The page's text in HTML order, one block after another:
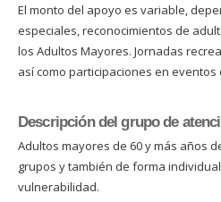
El monto del apoyo es variable,
especiales, reconocimientos de
los Adultos Mayores. Jornadas
así como participaciones en eventos
Descripción del grupo de
Adultos mayores de 60 y más años
grupos y también de forma
vulnerabilidad.